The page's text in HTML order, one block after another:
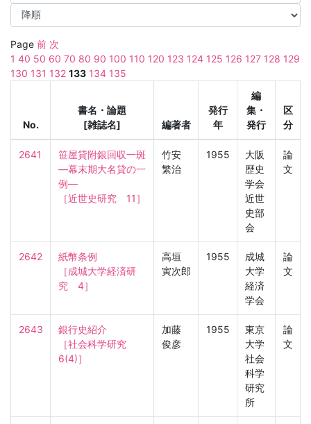
Page 前 次
1 40 50 60 70 80 90 100 110 120 123 124 125 126 127 128 129
130 131 132 133 134 135
No.
書名・論題
[雑誌名]
編著者
発行
年
編
集・
発行
区
分
2641
笹屋貸附銀回収一斑
—幕末期大名貸の一
例—
［近世史研究　11］
竹安
繁治
1955
大阪
歴史
学会
近世
史部
会
論
文
2642
紙幣条例
［成城大学経済研
究　4］
高垣
寅次郎
1955
成城
大学
経済
学会
論
文
2643
銀行史紹介
［社会科学研究
6(4)］
加藤
俊彦
1955
東京
大学
社会
科学
研究
所
論
文